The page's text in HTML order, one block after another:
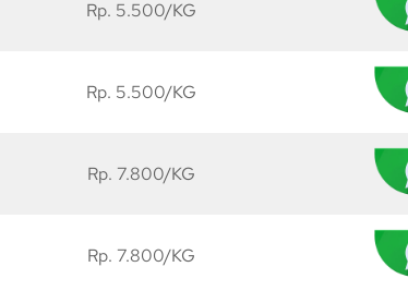
Rp. 5.500/KG
Rp. 5.500/KG
Rp. 7.800/KG
Rp. 7.800/KG